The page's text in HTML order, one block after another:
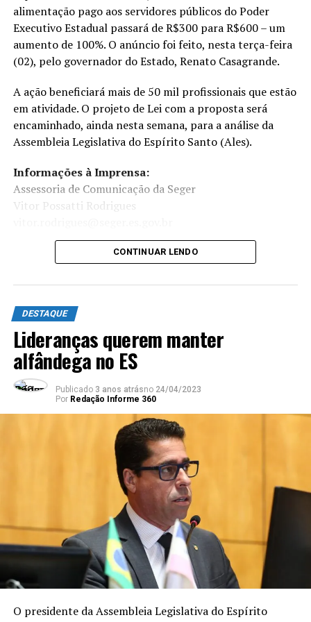
alimentação pago aos servidores públicos do Poder
Executivo Estadual passará de R$300 para R$600 – um
aumento de 100%. O anúncio foi feito, nesta terça-feira
(02), pelo governador do Estado, Renato Casagrande.
A ação beneficiará mais de 50 mil profissionais que estão
em atividade. O projeto de Lei com a proposta será
encaminhado, ainda nesta semana, para a análise da
Assembleia Legislativa do Espírito Santo (Ales).
Informações à Imprensa:
Assessoria de Comunicação da Seger
Vitor Possatti Rodrigues
CONTINUAR LENDO
DESTAQUE
Lideranças querem manter
alfândega no ES
Publicado 3 anos atrásno 24/04/2023
Por Redação Informe 360
O presidente da Assembleia Legislativa do Espírito